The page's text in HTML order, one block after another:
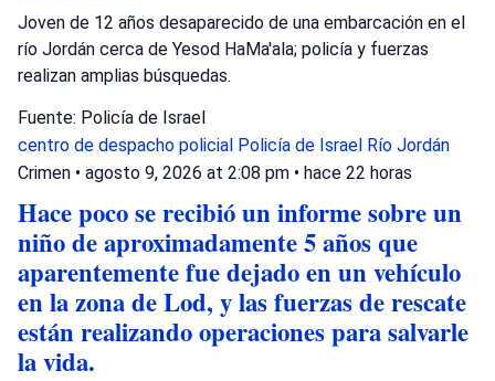
Joven de 12 años desaparecido de una embarcación en el
río Jordán cerca de Yesod HaMa'ala; policía y fuerzas
realizan amplias búsquedas.
Fuente: Policía de Israel
centro de despacho policial Policía de Israel Río Jordán
Crimen • agosto 9, 2026 at 2:08 pm • hace 22 horas
Hace poco se recibió un informe sobre un
niño de aproximadamente 5 años que
aparentemente fue dejado en un vehículo
en la zona de Lod, y las fuerzas de rescate
están realizando operaciones para salvarle
la vida.